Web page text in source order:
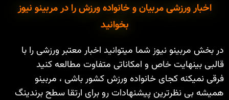
اخبار ورزشی مربیان و خانواده ورزش را در مربینو نیوز
بخوانید
در بخش مربینو نیوز شما میتوانید اخبار معتبر ورزشی را با
قالبی بینهایت خاص و امکاناتی متفاوت مطالعه کنید
فرقی نمیکنه کجای خانواده ورزش کشور باشی ، مربینو
همیشه بی نظرترین پیشنهادات رو برای ارتقا سطح برندینگ